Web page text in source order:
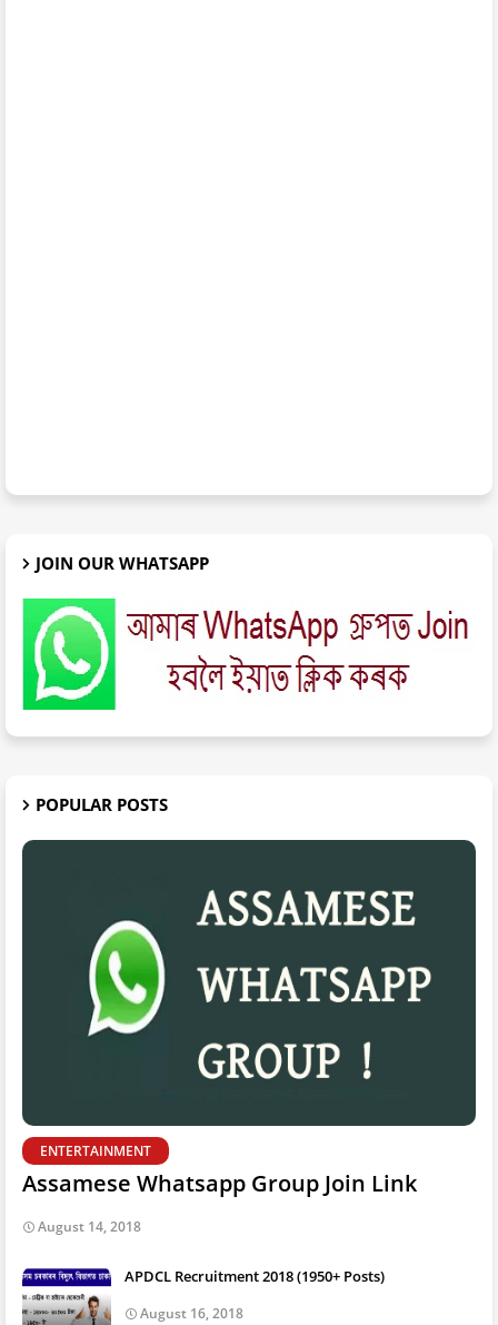
JOIN OUR WHATSAPP
POPULAR POSTS
ENTERTAINMENT
Assamese Whatsapp Group Join Link
August 14, 2018
APDCL Recruitment 2018 (1950+ Posts)
August 16, 2018